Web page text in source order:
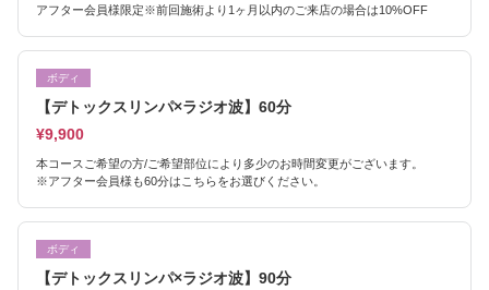
アフター会員様限定※前回施術より1ヶ月以内のご来店の場合は10%OFF
ボディ
【デトックスリンパ×ラジオ波】60分
¥9,900
本コースご希望の方/ご希望部位により多少のお時間変更がございます。
※アフター会員様も60分はこちらをお選びください。
ボディ
【デトックスリンパ×ラジオ波】90分